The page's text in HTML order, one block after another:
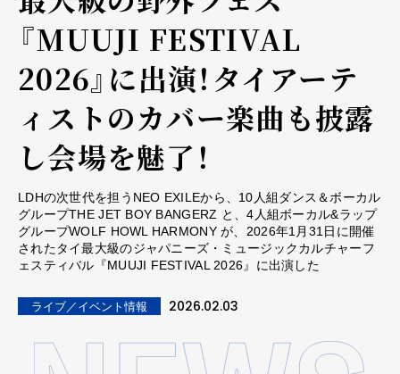
『MUUJI FESTIVAL
2026』に出演！タイアーテ
ィストのカバー楽曲も披露
し会場を魅了！
LDHの次世代を担うNEO EXILEから、10人組ダンス＆ボーカル
グループTHE JET BOY BANGERZ と、4人組ボーカル&ラップ
グループWOLF HOWL HARMONY が、2026年1月31日に開催
されたタイ最大級のジャパニーズ・ミュージックカルチャーフ
ェスティバル『MUUJI FESTIVAL 2026』に出演した
ライブ／イベント情報 2026.02.03